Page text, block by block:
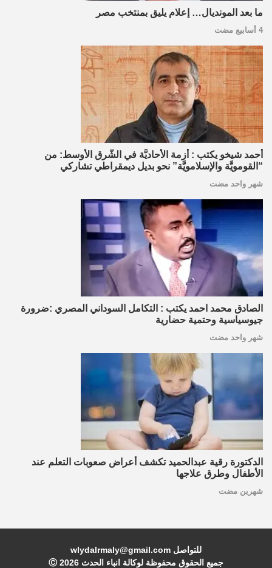
ما بعد المونديال… إعلام يليق بمنتخب مصر
4 أسابيع مضت
أحمد شيخو يكتب : أزمة الأحاديَّة في الشَّرق الأوسط: من
“القومويَّة والإسلامويَّة” نحو بديل ديمقراطي تشاركي
شهر واحد مضت
الصادق محمد احمد يكتب : التكامل السوداني المصري :ضرورة
جيوسياسية وحتمية حضارية
شهر واحد مضت
الدكتورة رقية عبدالحميد تكشف أعراض صعوبات التعلم عند
الأطفال وطرق علاجها
شهرين مضت
للتواصل wlydalrmaly@gmail.com
جميع الحقوق محفوظة لوكالة انباء الحدث Ⓒ 2026